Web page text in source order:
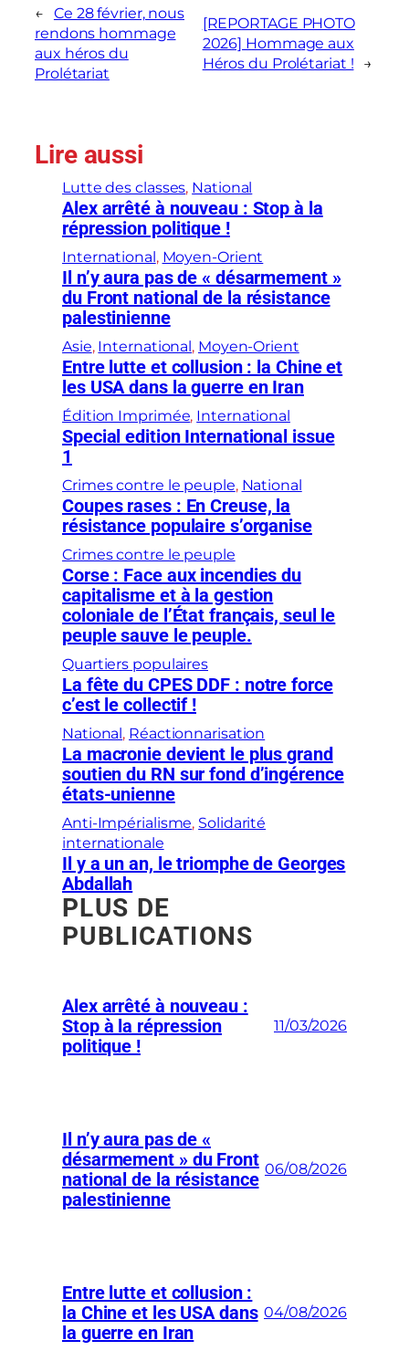
←
Ce 28 février, nous
rendons hommage
aux héros du
Prolétariat
[REPORTAGE PHOTO
2026] Hommage aux
Héros du Prolétariat !
→
Lire aussi
Lutte des classes, National
Alex arrêté à nouveau : Stop à la
répression politique !
International, Moyen-Orient
Il n’y aura pas de « désarmement »
du Front national de la résistance
palestinienne
Asie, International, Moyen-Orient
Entre lutte et collusion : la Chine et
les USA dans la guerre en Iran
Édition Imprimée, International
Special edition International issue
1
Crimes contre le peuple, National
Coupes rases : En Creuse, la
résistance populaire s’organise
Crimes contre le peuple
Corse : Face aux incendies du
capitalisme et à la gestion
coloniale de l’État français, seul le
peuple sauve le peuple.
Quartiers populaires
La fête du CPES DDF : notre force
c’est le collectif !
National, Réactionnarisation
La macronie devient le plus grand
soutien du RN sur fond d’ingérence
états-unienne
Anti-Impérialisme, Solidarité
internationale
Il y a un an, le triomphe de Georges
Abdallah
PLUS DE
PUBLICATIONS
Alex arrêté à nouveau :
Stop à la répression
politique !
11/03/2026
Il n’y aura pas de «
désarmement » du Front
national de la résistance
palestinienne
06/08/2026
Entre lutte et collusion :
la Chine et les USA dans
la guerre en Iran
04/08/2026